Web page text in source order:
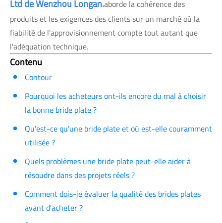
Ltd de Wenzhou Longan.aborde la cohérence des
produits et les exigences des clients sur un marché où la
fiabilité de l'approvisionnement compte tout autant que
l'adéquation technique.
Contenu
Contour
Pourquoi les acheteurs ont-ils encore du mal à choisir
la bonne bride plate ?
Qu'est-ce qu'une bride plate et où est-elle couramment
utilisée ?
Quels problèmes une bride plate peut-elle aider à
résoudre dans des projets réels ?
Comment dois-je évaluer la qualité des brides plates
avant d'acheter ?